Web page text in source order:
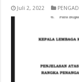
Juli 2, 2022